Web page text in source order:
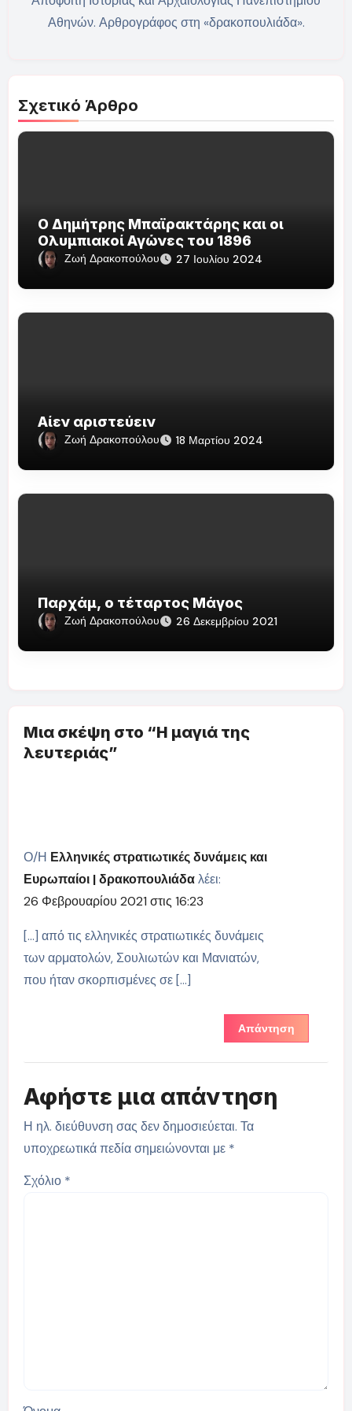
Αθηνών. Αρθρογράφος στη «δρακοπουλιάδα».
Σχετικό Άρθρο
Ο Δημήτρης Μπαϊρακτάρης και οι
Ολυμπιακοί Αγώνες του 1896
Ζωή Δρακοπούλου 27 Ιουλίου 2024
Αίεν αριστεύειν
Ζωή Δρακοπούλου 18 Μαρτίου 2024
Παρχάμ, ο τέταρτος Μάγος
Ζωή Δρακοπούλου 26 Δεκεμβρίου 2021
Μια σκέψη στο “Η μαγιά της
λευτεριάς”
Ο/Η Ελληνικές στρατιωτικές δυνάμεις και
Ευρωπαίοι | δρακοπουλιάδα λέει:
26 Φεβρουαρίου 2021 στις 16:23
[…] από τις ελληνικές στρατιωτικές δυνάμεις
των αρματολών, Σουλιωτών και Μανιατών,
που ήταν σκορπισμένες σε […]
Απάντηση
Αφήστε μια απάντηση
Η ηλ. διεύθυνση σας δεν δημοσιεύεται. Τα
υποχρεωτικά πεδία σημειώνονται με *
Σχόλιο *